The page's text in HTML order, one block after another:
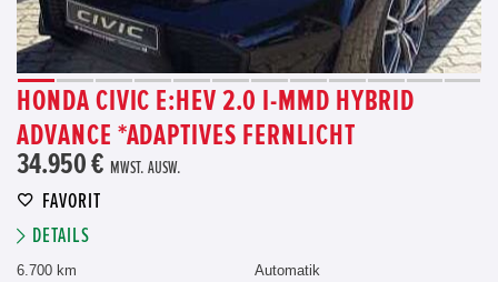
HONDA CIVIC E:HEV 2.0 I-MMD HYBRID
ADVANCE *ADAPTIVES FERNLICHT
34.950 € MWST. AUSW.
FAVORIT
DETAILS
6.700 km Automatik